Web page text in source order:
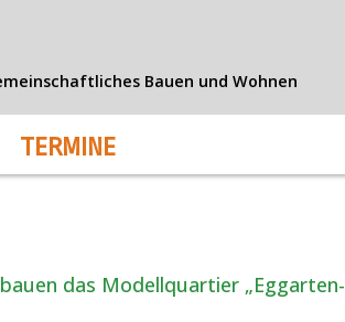
Bauen und Wohnen
TERMINE
das Modellquartier „Eggarten-